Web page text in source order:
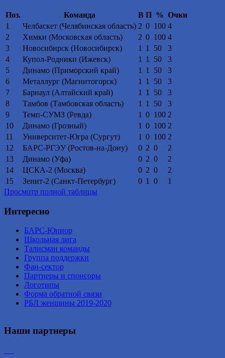
Поз. Команда В П % Очки
1
Челбаскет (Челябинская область) 2 0 100 4
2
Химки (Московская область) 2 0 100 4
3
Новосибирск (Новосибирск) 1 1 50
3
4
Купол-Родники (Ижевск) 1 1 50
3
5
Динамо (Приморский край) 1 1 50
3
6
Металлург (Магнитогорск) 1 1 50
3
7
Барнаул (Алтайский край) 1 1 50
3
8
Тамбов (Тамбовская область) 1 1 50
3
9
Темп-СУМЗ (Ревда) 1 0 100 2
10
Динамо (Грозный) 1 0 100 2
11
Университет-Югра (Сургут) 1 0 100 2
12
БАРС-РГЭУ (Ростов-на-Дону) 0 2 0
2
13
Динамо (Уфа) 0 2 0
2
14
ЦСКА-2 (Москва) 0 2 0
2
15
Зенит-2 (Санкт-Петербург) 0 1 0
1
Просмотр полной таблицы
Интересно
БАРС-Юниор
Школьная лига
Талисман команды
Группа поддержки
Фан-сектор
Партнеры и спонсоры
Логотипы
Форма обратной связи
РБЛ женщины 2019-2020
Наши партнеры